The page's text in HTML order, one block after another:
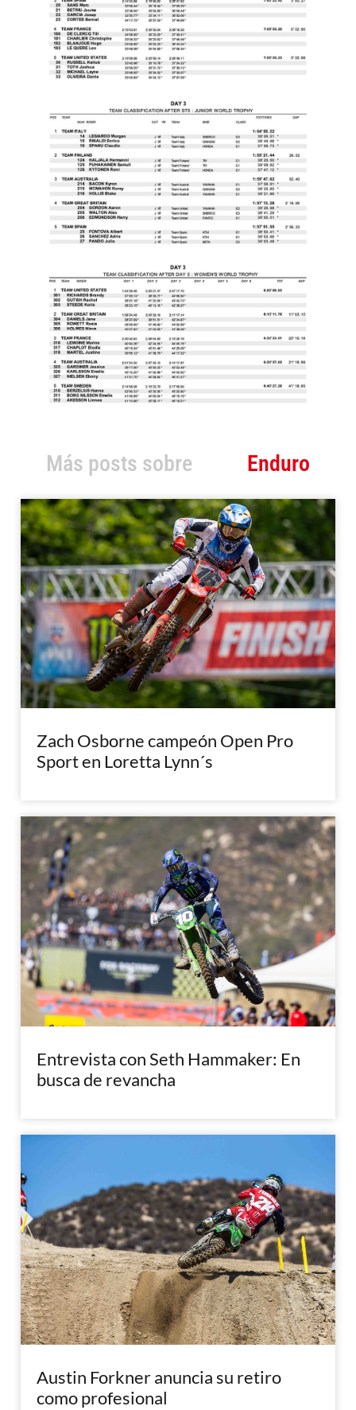
Más posts sobre Enduro
Zach Osborne campeón Open Pro
Sport en Loretta Lynn´s
Entrevista con Seth Hammaker: En
busca de revancha
Austin Forkner anuncia su retiro
como profesional